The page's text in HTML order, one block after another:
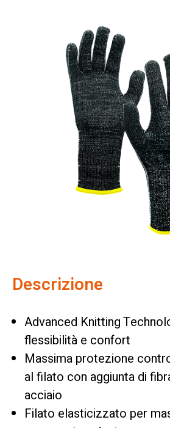
Descrizione
Advanced Knitting
flessibilità e confort
Massima protezione
al filato con aggiunta di
acciaio
Filato elasticizzato per